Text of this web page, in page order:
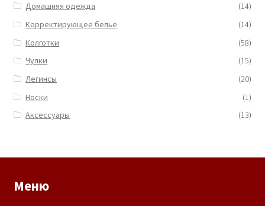
Домашняя одежда
(14)
Корректирующее белье
(14)
Колготки
(58)
Чулки
(15)
Легинсы
(20)
Носки
(1)
Аксессуары
(13)
Меню